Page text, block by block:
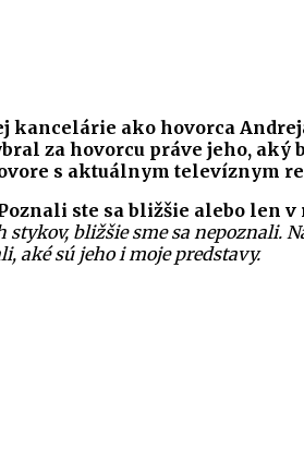
kancelárie ako hovorca
za hovorcu práve jeho,
s aktuálnym televíznym
ste sa bližšie alebo len
bližšie sme sa nepoznali.
aké sú jeho i moje predstavy.